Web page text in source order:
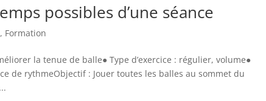
possibles d’une séance
, Formation
la tenue de balle● Type d’exercice : régulier, volume●
de rythmeObjectif : Jouer toutes les balles au sommet du